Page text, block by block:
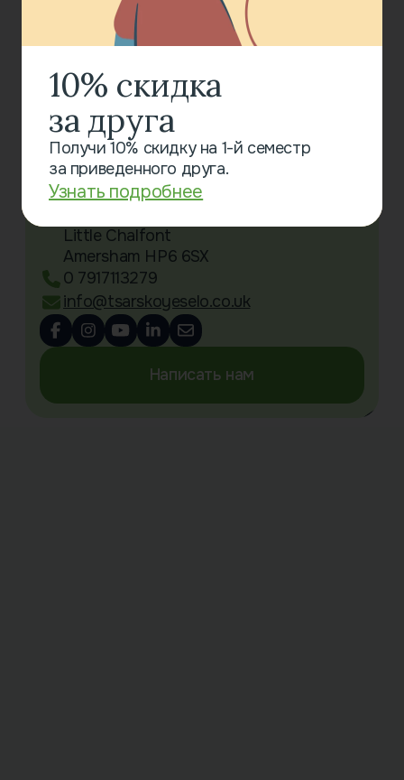
Все новости
Связаться с нами
Little Chalfont Primary School
Little Chalfont
Amersham HP6 6SX
0 7917113279
info@tsarskoyeselo.co.uk
Написать нам
10% скидка
за друга
Получи 10% скидку на 1-й семестр
за приведенного друга.
Узнать подробнее